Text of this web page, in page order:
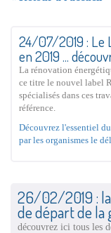
24/07/2019 : Le
en 2019 ...
La rénovation
ce titre le nouvel label
spécialisés dans ces
référence.
Découvrez l'essentiel
par les organismes le
26/02/2019 :
de départ de la
découvrez ici tous les